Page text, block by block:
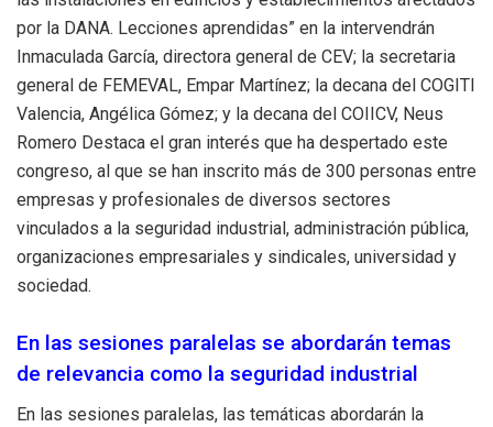
por la DANA. Lecciones aprendidas” en la intervendrán
Inmaculada García, directora general de CEV; la secretaria
general de FEMEVAL, Empar Martínez; la decana del COGITI
Valencia, Angélica Gómez; y la decana del COIICV, Neus
Romero Destaca el gran interés que ha despertado este
congreso, al que se han inscrito más de 300 personas entre
empresas y profesionales de diversos sectores
vinculados a la seguridad industrial, administración pública,
organizaciones empresariales y sindicales, universidad y
sociedad.
En las sesiones paralelas se abordarán temas
de relevancia como la seguridad industrial
En las sesiones paralelas, las temáticas abordarán la